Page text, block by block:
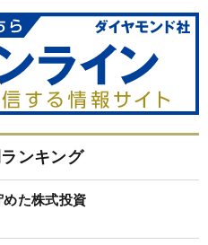
ンキング
た株式投資